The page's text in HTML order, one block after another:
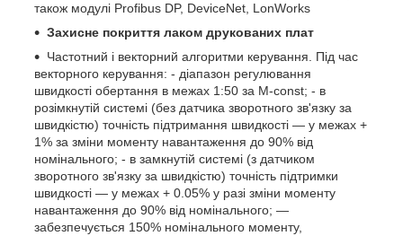
також модулі Profibus DP, DeviceNet, LonWorks
Захисне покриття лаком друкованих плат
Частотний і векторний алгоритми керування. Під час
векторного керування: - діапазон регулювання
швидкості обертання в межах 1:50 за M-const; - в
розімкнутій системі (без датчика зворотного зв'язку за
швидкістю) точність підтримання швидкості — у межах +
1% за зміни моменту навантаження до 90% від
номінального; - в замкнутій системі (з датчиком
зворотного зв'язку за швидкістю) точність підтримки
швидкості — у межах + 0.05% у разі зміни моменту
навантаження до 90% від номінального; —
забезпечується 150% номінального моменту,